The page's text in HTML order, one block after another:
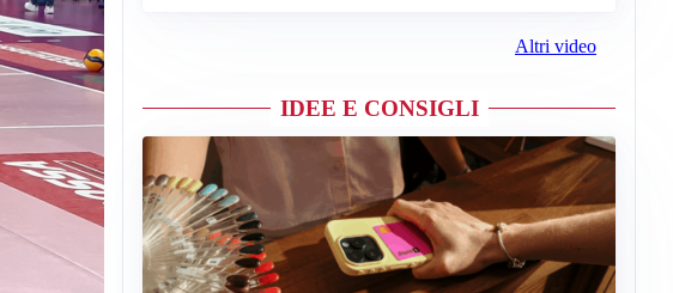
Altri video
IDEE E CONSIGLI